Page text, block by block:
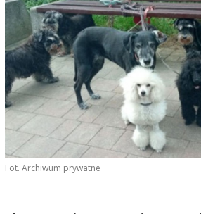
Fot. Archiwum prywatne